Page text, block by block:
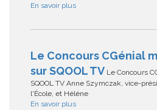
En savoir plus
Le Concours CGénial
sur SQOOL TV Le Concours
SQOOL TV Anne Szymczak, vice-
l'École, et Hélène
En savoir plus